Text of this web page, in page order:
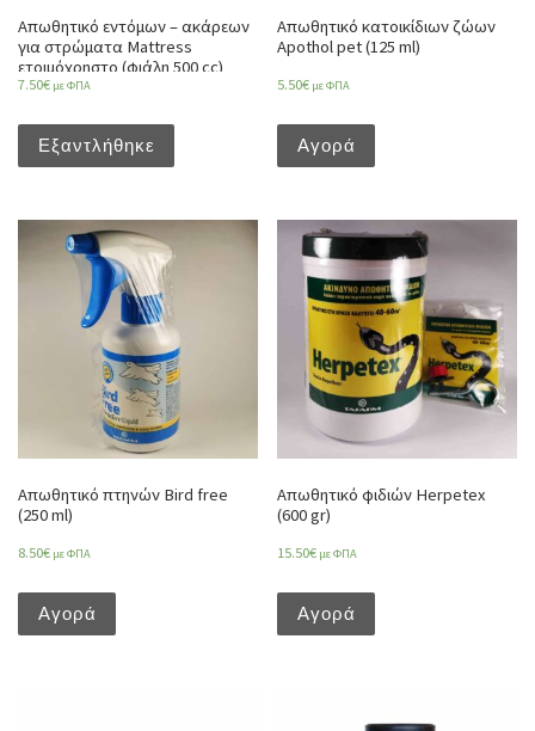
Απωθητικό εντόμων – ακάρεων
για στρώματα Mattress
ετοιμόχρηστο (φιάλη 500 cc)
7.50€ με ΦΠΑ
Εξαντλήθηκε
Απωθητικό κατοικίδιων ζώων
Apothol pet (125 ml)
5.50€ με ΦΠΑ
Αγορά
Απωθητικό πτηνών Bird free
(250 ml)
8.50€ με ΦΠΑ
Αγορά
Απωθητικό φιδιών Herpetex
(600 gr)
15.50€ με ΦΠΑ
Αγορά